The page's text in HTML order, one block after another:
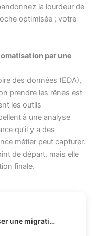
la lourdeur de
optimisée ; votre
par une
des données (EDA),
prendre les rênes est
les outils
à une analyse
qu’il y a des
métier peut capturer.
de départ, mais elle
finale.
Comment sécuriser une migration de données business ?